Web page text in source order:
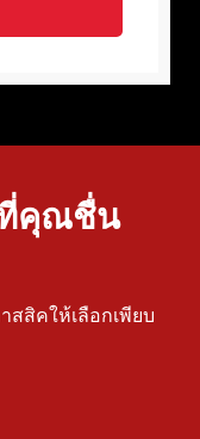
คุณชื่น
สิคให้เลือกเพียบ